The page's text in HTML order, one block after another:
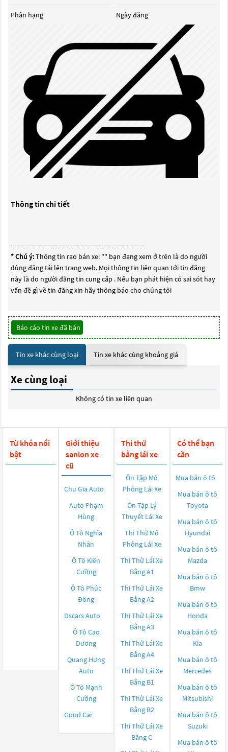
Phân hạng Ngày đăng
Thông tin chi tiết
————————————————————————
* Chú ý:Thông tin rao bán xe: "" bạn đang xem ở trên là do người
dùng đăng tải lên trang web. Mọi thông tin liên quan tới tin đăng
này là do người đăng tin cung cấp . Nếu bạn phát hiện có sai sót hay
vấn đề gì về tin đăng xin hãy thông báo cho chúng tôi
Báo cáo tin xe đã bán
Tin xe khác cùng loại Tin xe khác cùng khoảng giá
Xe cùng loại
Không có tin xe liên quan
Từ khóa nổi
bật
Giới thiệu
sanlon xe
cũ
Chu Gia Auto
Auto Phạm
Hùng
Ô Tô Nghĩa
Nhân
Ô Tô Kiên
Cường
Ô Tô Phúc
Đông
Dscars Auto
Ô Tô Cao
Dương
Quang Hưng
Auto
Ô Tô Mạnh
Cường
Good Car
Thi thử
bằng lái xe
Ôn Tập Mô
Phỏng Lái Xe
Ôn Tập Lý
Thuyết Lái Xe
Thi Thử Mô
Phỏng Lái Xe
Thi Thử Lái Xe
Bằng A1
Thi Thử Lái Xe
Bằng A2
Thi Thử Lái Xe
Bằng A3
Thi Thử Lái Xe
Bằng A4
Thi Thử Lái Xe
Bằng B1
Thi Thử Lái Xe
Bằng B2
Thi Thử Lái Xe
Bằng C
Có thể bạn
cần
Mua bán ô tô
Mua bán ô tô
Toyota
Mua bán ô tô
Hyundai
Mua bán ô tô
Mazda
Mua bán ô tô
Bmw
Mua bán ô tô
Honda
Mua bán ô tô
Kia
Mua bán ô tô
Mercedes
Mua bán ô tô
Mitsubishi
Mua bán ô tô
Suzuki
Mua bán ô tô